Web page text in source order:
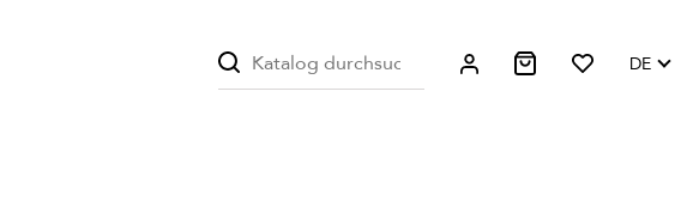
DE